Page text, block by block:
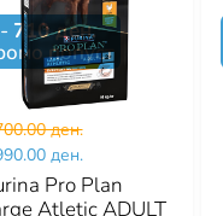
- 710ден.
попуст
ден.
ден.
Pro Plan
Atletic ADULT